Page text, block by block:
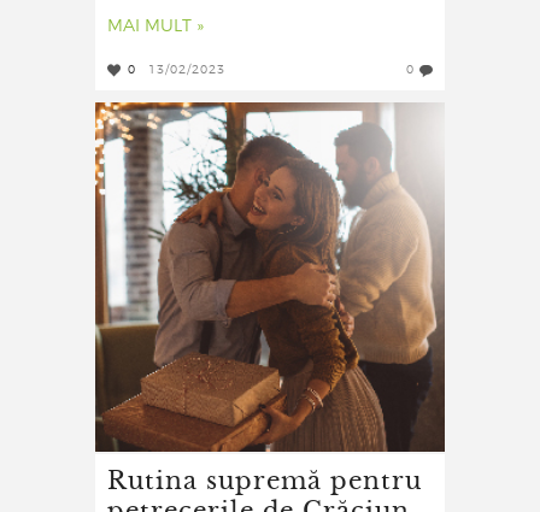
MAI MULT »
0 13/02/2023 0
Rutina supremă pentru